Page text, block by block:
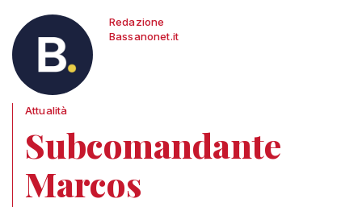
Redazione
Bassanonet.it
Attualità
Subcomandante
Marcos